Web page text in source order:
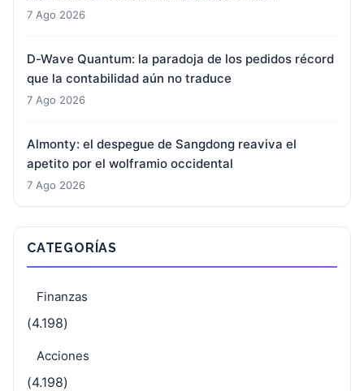
7 Ago 2026
D-Wave Quantum: la paradoja de los pedidos récord
que la contabilidad aún no traduce
7 Ago 2026
Almonty: el despegue de Sangdong reaviva el
apetito por el wolframio occidental
7 Ago 2026
CATEGORÍAS
Finanzas
(4.198)
Acciones
(4.198)